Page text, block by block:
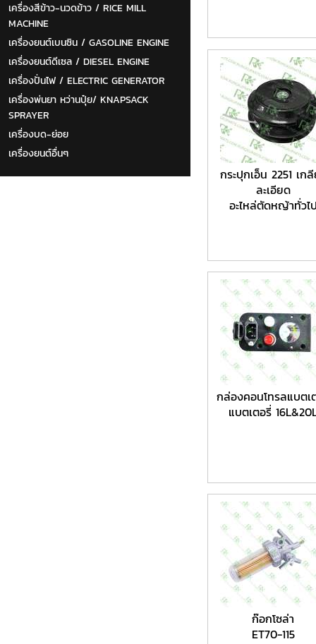
เครื่องสีข้าว-นวดข้าว / RICE MILL
MACHINE
เครื่องยนต์เบนซิน / GASOLINE ENGINE
เครื่องยนต์ดีเซล / DIESEL ENGINE
เครื่องปั่นไฟ / ELECTRIC GENERATOR
เครื่องพ่นยา หว่านปุ๋ย/ KNAPSACK
SPRAYER
เครื่องบด-ย่อย
เครื่องยนต์อื่นๆ
กระปุกเอ็น 2251 เก
ละเอียด
อะไหล่ตัดหญ้าทั่วไ
กล่องคอนโทรลแบตเ
แบตเตอรี่
ก๊อกโซล่า
ET70-115